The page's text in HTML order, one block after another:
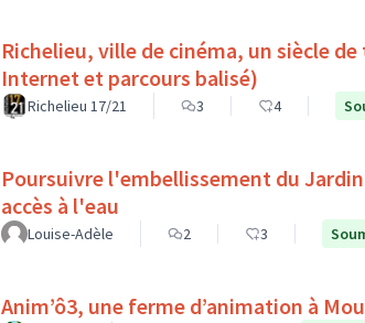
Richelieu, ville de cinéma, un siècle
Internet et parcours balisé)
Richelieu 17/21 3 4
Poursuivre l'embellissement du
accès à l'eau
Louise-Adèle 2 3
Anim’ô3, une ferme d’animation à